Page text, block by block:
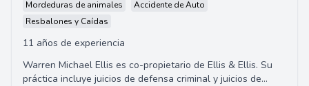
Mordeduras de animales
Accidente de Auto
Resbalones y Caídas
11 años de experiencia
Warren Michael Ellis es co-propietario de Ellis & Ellis. Su
práctica incluye juicios de defensa criminal y juicios de